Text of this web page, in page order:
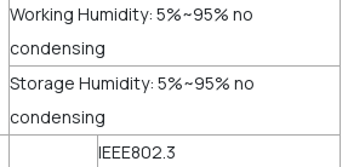
Working Humidity: 5%~95% no
condensing
Storage Humidity: 5%~95% no
condensing
IEEE802.3